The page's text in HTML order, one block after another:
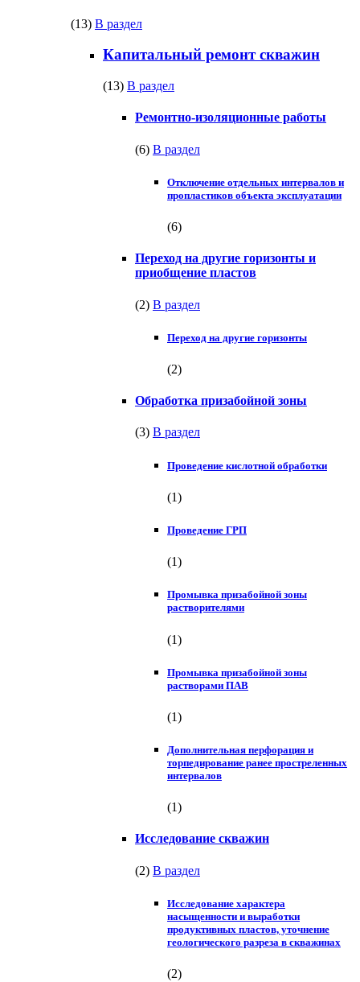
(13) В раздел
Капитальный ремонт скважин
(13) В раздел
Ремонтно-изоляционные работы
(6) В раздел
Отключение отдельных интервалов и
пропластиков объекта эксплуатации
(6)
Переход на другие горизонты и
приобщение пластов
(2) В раздел
Переход на другие горизонты
(2)
Обработка призабойной зоны
(3) В раздел
Проведение кислотной обработки
(1)
Проведение ГРП
(1)
Промывка призабойной зоны
растворителями
(1)
Промывка призабойной зоны
растворами ПАВ
(1)
Дополнительная перфорация и
торпедирование ранее простреленных
интервалов
(1)
Исследование скважин
(2) В раздел
Исследование характера
насыщенности и выработки
продуктивных пластов, уточнение
геологического разреза в скважинах
(2)